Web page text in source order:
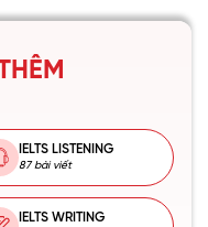
IELTS LISTENING
87 bài viết
IELTS WRITING